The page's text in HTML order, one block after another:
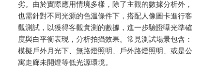
劣。由於實際應用情境多樣，除了主觀的數據分析外，
也需針對不同光源的色溫條件下，搭配人像圖卡進行客
觀測試，以獲得客觀實測的數據，進一步驗證曝光準確
度與白平衡表現，分析拍攝效果。常見測試場景包含：
模擬戶外月光下、無路燈照明、戶外路燈照明、或是公
寓走廊未開燈等低光源環境。